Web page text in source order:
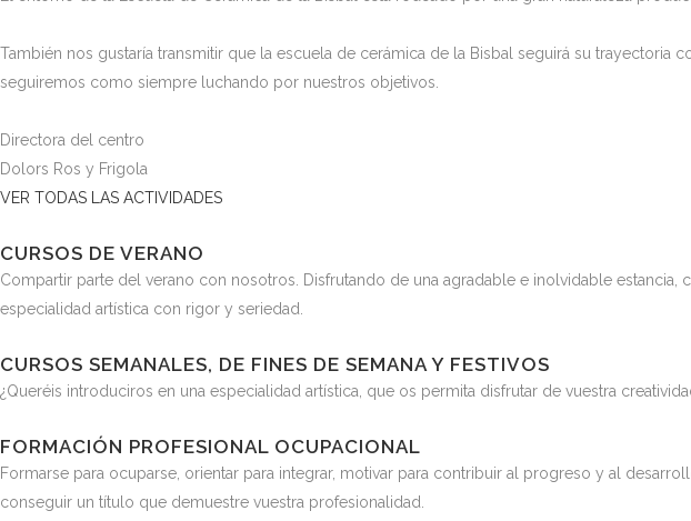
También nos gustaría transmitir que la escuela de cerámica de la Bisbal seguirá su
seguiremos como siempre luchando por nuestros objetivos.
Directora del centro
Dolors Ros y Frigola
VER TODAS LAS ACTIVIDADES
CURSOS DE VERANO
Compartir parte del verano con nosotros. Disfrutando de una agradable e inolvidable
especialidad artística con rigor y seriedad.
CURSOS SEMANALES, DE FINES DE SEMANA Y FESTIVOS
¿Queréis introduciros en una especialidad artística, que os permita disfrutar de vuestra
FORMACIÓN PROFESIONAL OCUPACIONAL
Formarse para ocuparse, orientar para integrar, motivar para contribuir al progreso y al
conseguir un título que demuestre vuestra profesionalidad.